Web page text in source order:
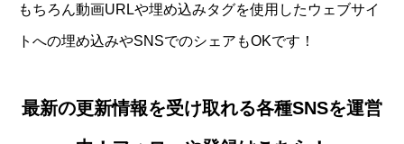
もちろん動画URLや埋め込みタグを使用したウェブサイ
トへの埋め込みやSNSでのシェアもOKです！
最新の更新情報を受け取れる各種SNSを運営